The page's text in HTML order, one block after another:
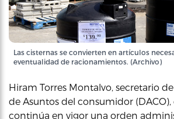
Las cisternas se convierten en artículos
eventualidad de racionamientos. (Archivo)
Hiram Torres Montalvo, secretario
de Asuntos del consumidor
continúa en vigor una orden